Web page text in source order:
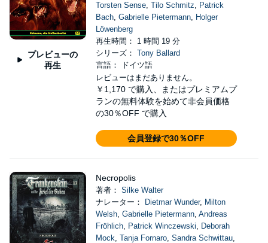
プレビューの
再生
Torsten Sense, Tilo Schmitz, Patrick
Bach, Gabrielle Pietermann, Holger
Löwenberg
再生時間： 1 時間 19 分
シリーズ： Tony Ballard
言語： ドイツ語
レビューはまだありません。
￥1,170 で購入、またはプレミアムプ
ランの無料体験を始めて非会員価格
の30％OFF で購入
会員登録で30％OFF
Necropolis
著者： Silke Walter
ナレーター：
Dietmar Wunder, Milton
Welsh, Gabrielle Pietermann, Andreas
Fröhlich, Patrick Winczewski, Deborah
Mock, Tanja Fornaro, Sandra Schwittau,